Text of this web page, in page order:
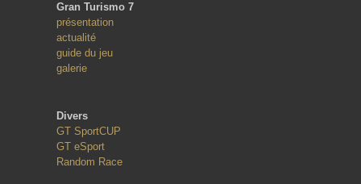
Gran Turismo 7
présentation
actualité
guide du jeu
galerie
Divers
GT SportCUP
GT eSport
Random Race